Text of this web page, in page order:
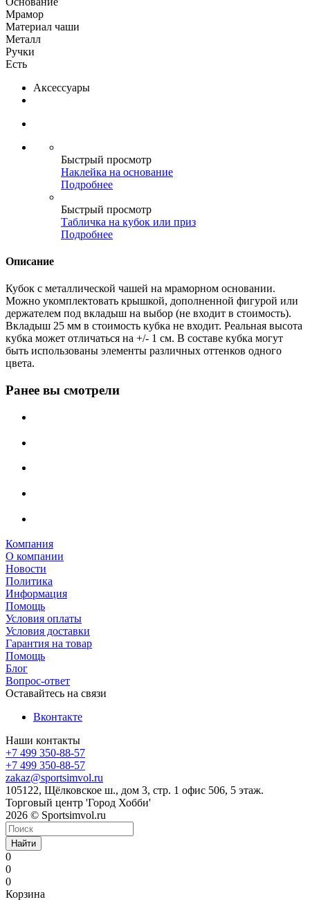
Мрамор
Материал чаши
Металл
Ручки
Есть
Аксессуары
Быстрый просмотр
Наклейка на основание
Подробнее
Быстрый просмотр
Табличка на кубок или приз
Подробнее
Описание
Кубок с металлической чашей на мраморном основании.
Можно укомплектовать крышкой, дополненной фигурой или
держателем под вкладыш на выбор (не входит в стоимость).
Вкладыш 25 мм в стоимость кубка не входит. Реальная высота
кубка может отличаться на +/- 1 см. В составе кубка могут
быть использованы элементы различных оттенков одного
цвета.
Ранее вы смотрели
Компания
О компании
Новости
Политика
Информация
Помощь
Условия оплаты
Условия доставки
Гарантия на товар
Помощь
Блог
Вопрос-ответ
Оставайтесь на связи
Вконтакте
Наши контакты
+7 499 350-88-57
+7 499 350-88-57
zakaz@sportsimvol.ru
105122, Щёлковское ш., дом 3, стр. 1 офис 506, 5 этаж.
Торговый центр 'Город Хобби'
2026 © Sportsimvol.ru
Найти
0
0
0
Корзина